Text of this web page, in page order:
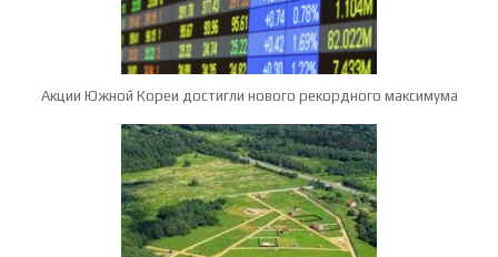
Акции Южной Кореи достигли нового рекордного максимума